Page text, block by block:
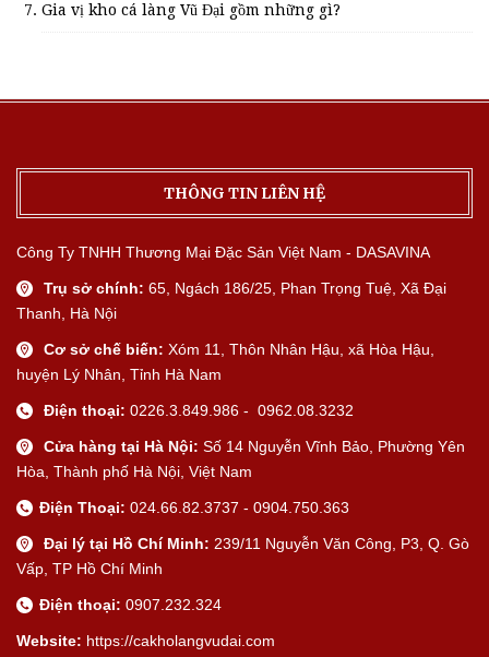
Gia vị kho cá làng Vũ Đại gồm những gì?
THÔNG TIN LIÊN HỆ
Công Ty TNHH Thương Mại Đặc Sản Việt Nam - DASAVINA
Trụ sở chính: 65, Ngách 186/25, Phan Trọng Tuệ, Xã Đại
Thanh, Hà Nội
Cơ sở chế biến: Xóm 11, Thôn Nhân Hậu, xã Hòa Hậu,
huyện Lý Nhân, Tỉnh Hà Nam
Điện thoại: 0226.3.849.986 - 0962.08.3232
Cửa hàng tại Hà Nội: Số 14 Nguyễn Vĩnh Bảo, Phường Yên
Hòa, Thành phố Hà Nội, Việt Nam
Điện Thoại: 024.66.82.3737 - 0904.750.363
Đại lý tại Hồ Chí Minh: 239/11 Nguyễn Văn Công, P3, Q. Gò
Vấp, TP Hồ Chí Minh
Điện thoại: 0907.232.324
Website: https://cakholangvudai.com